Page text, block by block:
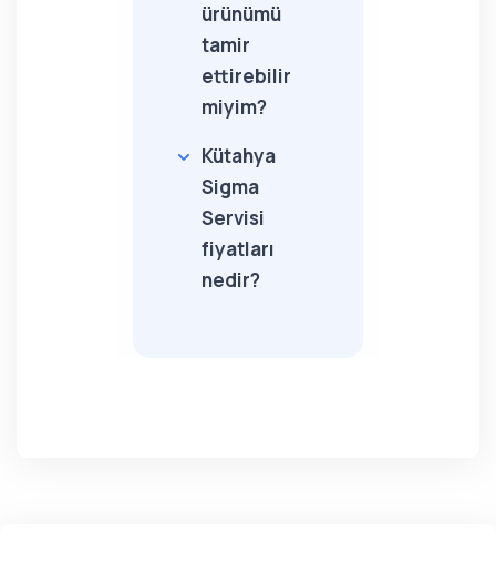
ürünümü
tamir
ettirebilir
miyim?
Kütahya
Sigma
Servisi
fiyatları
nedir?